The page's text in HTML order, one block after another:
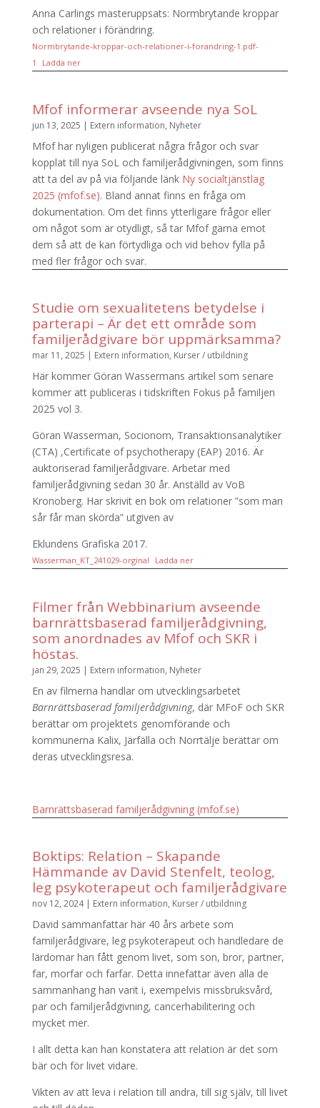
Anna Carlings masteruppsats: Normbrytande kroppar
och relationer i förändring.
Normbrytande-kroppar-och-relationer-i-forandring-1.pdf-
1
Ladda ner
Mfof informerar avseende nya SoL
jun 13, 2025 Extern information, Nyheter
Mfof har nyligen publicerat några frågor och svar
kopplat till nya SoL och familjerådgivningen, som finns
att ta del av på via följande länk Ny socialtjänstlag
2025 (mfof.se). Bland annat finns en fråga om
dokumentation. Om det finns ytterligare frågor eller
om något som är otydligt, så tar Mfof gärna emot
dem så att de kan förtydliga och vid behov fylla på
med fler frågor och svar.
Studie om sexualitetens betydelse i
parterapi – Är det ett område som
familjerådgivare bör uppmärksamma?
mar 11, 2025 Extern information, Kurser / utbildning
Här kommer Göran Wassermans artikel som senare
kommer att publiceras i tidskriften Fokus på familjen
2025 vol 3.
Göran Wasserman, Socionom, Transaktionsanalytiker
(CTA) ,Certificate of psychotherapy (EAP) 2016. Är
auktoriserad familjerådgivare. Arbetar med
familjerådgivning sedan 30 år. Anställd av VoB
Kronoberg. Har skrivit en bok om relationer ”som man
sår får man skörda” utgiven av
Eklundens Grafiska 2017.
Wasserman_KT_241029-orginal Ladda ner
Filmer från Webbinarium avseende
barnrättsbaserad familjerådgivning,
som anordnades av Mfof och SKR i
höstas.
jan 29, 2025 Extern information, Nyheter
En av filmerna handlar om utvecklingsarbetet
Barnrättsbaserad familjerådgivning, där MFoF och SKR
berättar om projektets genomförande och
kommunerna Kalix, Järfälla och Norrtälje berättar om
deras utvecklingsresa.
Barnrättsbaserad familjerådgivning (mfof.se)
Boktips: Relation – Skapande
Hämmande av David Stenfelt, teolog,
leg psykoterapeut och familjerådgivare
nov 12, 2024| Extern information, Kurser / utbildning
David sammanfattar här 40 års arbete som
familjerådgivare, leg psykoterapeut och handledare de
lärdomar han fått genom livet, som son, bror, partner,
far, morfar och farfar. Detta innefattar även alla de
sammanhang han varit i, exempelvis missbruksvård,
par och familjerådgivning, cancerhabilitering och
mycket mer.
I allt detta kan han konstatera att relation är det som
bär och för livet vidare.
Vikten av att leva i relation till andra, till sig själv, till livet